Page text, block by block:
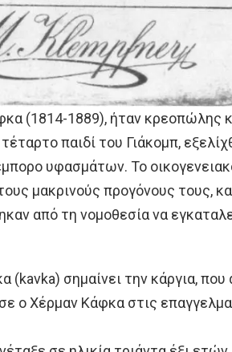
(1814-1889), ήταν κρεοπώλης
παιδί του Γιάκομπ,
υφασμάτων. Το
μακρινούς προγόνους τους,
από τη νομοθεσία να
(kavka) σημαίνει την κάργια,
ο Χέρμαν Κάφκα στις